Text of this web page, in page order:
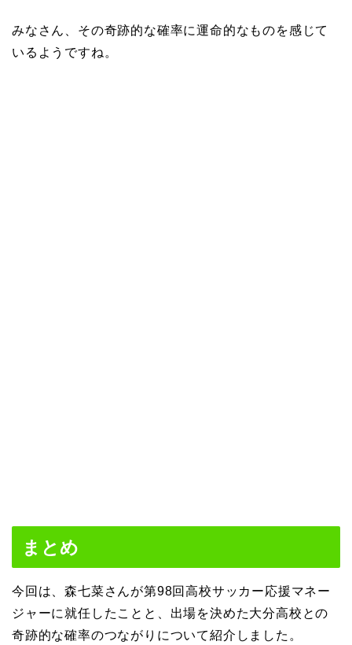
みなさん、その奇跡的な確率に運命的なものを感じて
いるようですね。
まとめ
今回は、森七菜さんが第98回高校サッカー応援マネー
ジャーに就任したことと、出場を決めた大分高校との
奇跡的な確率のつながりについて紹介しました。